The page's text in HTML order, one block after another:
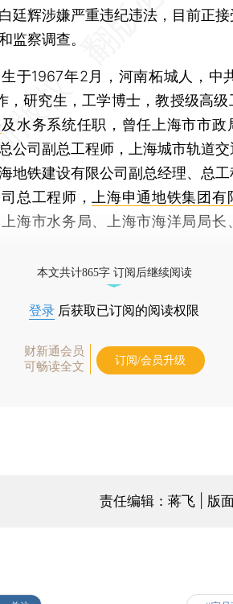
廷辉涉嫌严重违纪违法，目前正
监察调查。
1967年2月，河南柘城人，中
，研究生，工学博士，教授级高级
及水务系统任职，曾任上海市市政
公司副总工程师，上海城市轨道
地铁建设有限公司副总经理、总工
总工程师，
上海申通地铁集团有
海市水务局、上海市海洋局局长
本文共计865字 订阅后继续阅读
登录 后获取已订阅的阅读权限
财新通会员
可畅读全文
订阅/会员升级
责任编辑：蒋飞 | 版